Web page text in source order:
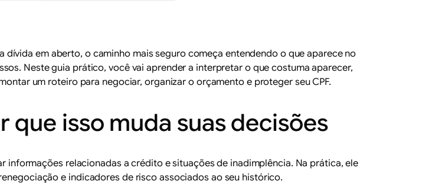
dívida em aberto, o caminho mais seguro começa entendendo o que aparece no
Neste guia prático, você vai aprender a interpretar o que costuma aparecer,
um roteiro para negociar, organizar o orçamento e proteger seu CPF.
que isso muda suas decisões
informações relacionadas a crédito e situações de inadimplência. Na prática, ele
e indicadores de risco associados ao seu histórico.